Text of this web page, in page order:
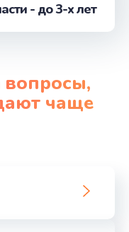
- до 3-х лет
чаще